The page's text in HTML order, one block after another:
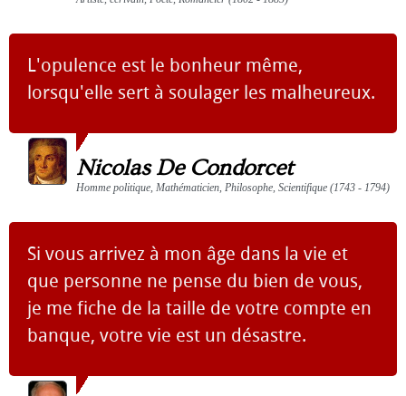
L'opulence est le bonheur même,
lorsqu'elle sert à soulager les malheureux.
Nicolas De Condorcet
Homme politique, Mathématicien, Philosophe, Scientifique (1743 - 1794)
Si vous arrivez à mon âge dans la vie et
que personne ne pense du bien de vous,
je me fiche de la taille de votre compte en
banque, votre vie est un désastre.